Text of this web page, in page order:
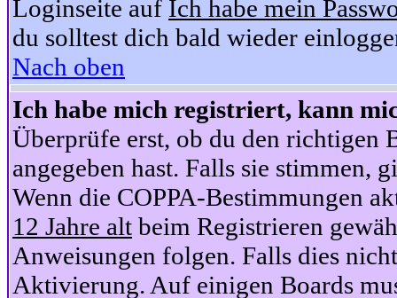
Loginseite auf Ich habe mein
du solltest dich bald wieder
Nach oben
Ich habe mich registriert, kann
Überprüfe erst, ob du den richtigen
angegeben hast. Falls sie stimmen,
Wenn die COPPA-Bestimmungen
12 Jahre alt beim Registrieren
Anweisungen folgen. Falls dies
Aktivierung. Auf einigen Boards